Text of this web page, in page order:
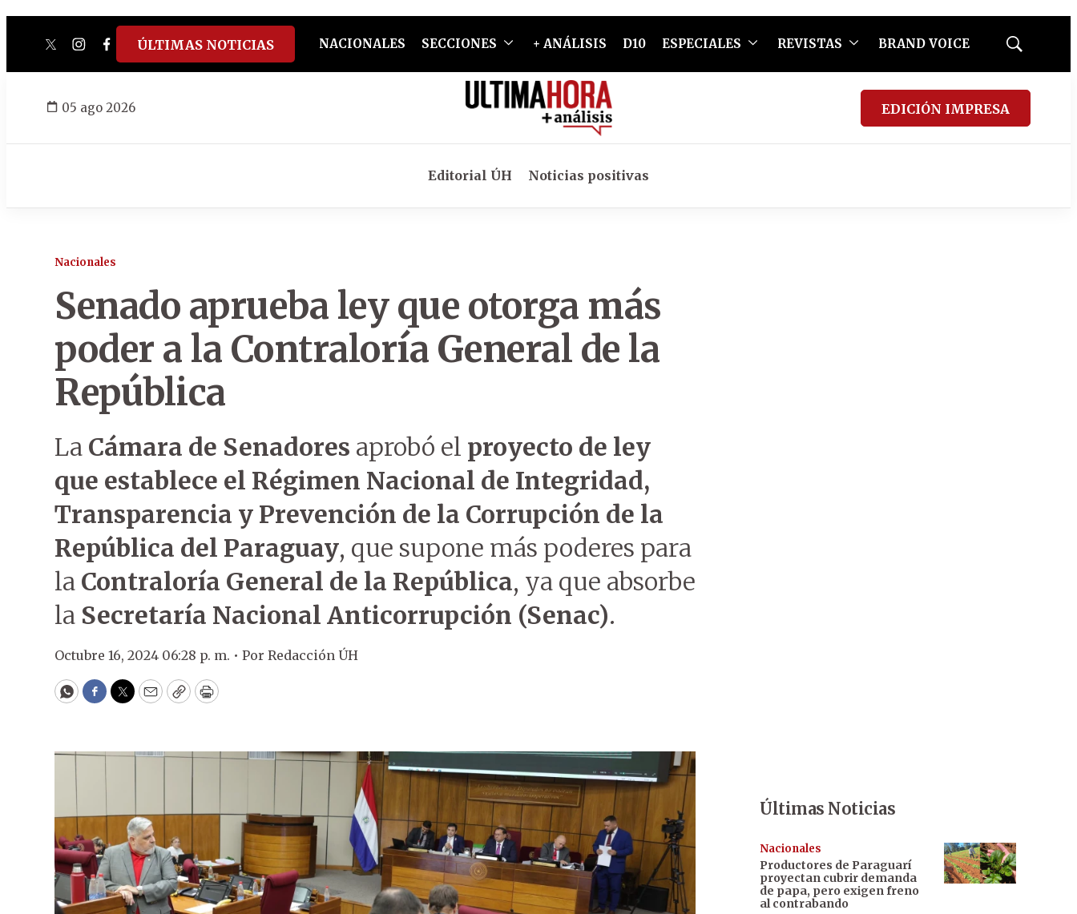
twitterinstagram
facebook
tiktokyoutube
spotify
ÚLTIMAS NOTICIAS NACIONALES SECCIONES + ANÁLISIS D10 ESPECIALES REVISTAS BRAND VOICE
Mostrar
05 ago 2026 EDICIÓN IMPRESA
Editorial ÚH Noticias positivas
Nacionales
Senado aprueba ley que otorga más
poder a la Contraloría General de la
República
La Cámara de Senadores aprobó el proyecto de ley
que establece el Régimen Nacional de Integridad,
Transparencia y Prevención de la Corrupción de la
República del Paraguay, que supone más poderes para
la Contraloría General de la República, ya que absorbe
la Secretaría Nacional Anticorrupción (Senac).
Octubre 16, 2024 06:28 p. m. • Por Redacción ÚH
WhatsApp
Facebook
Twitter
EmailCopyPrint
Últimas Noticias
Nacionales
Productores de Paraguarí
proyectan cubrir demanda
de papa, pero exigen freno
al contrabando